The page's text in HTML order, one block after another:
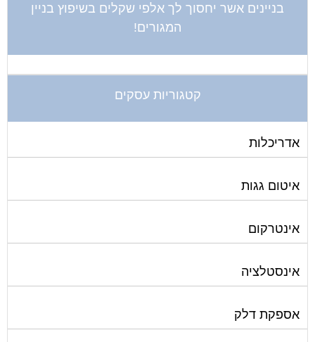
בניינים אשר יחסוך לך אלפי שקלים בשיפוץ בניין
המגורים!
קטגוריות עסקים
אדריכלות
איטום גגות
אינטרקום
אינסטלציה
אספקת דלק